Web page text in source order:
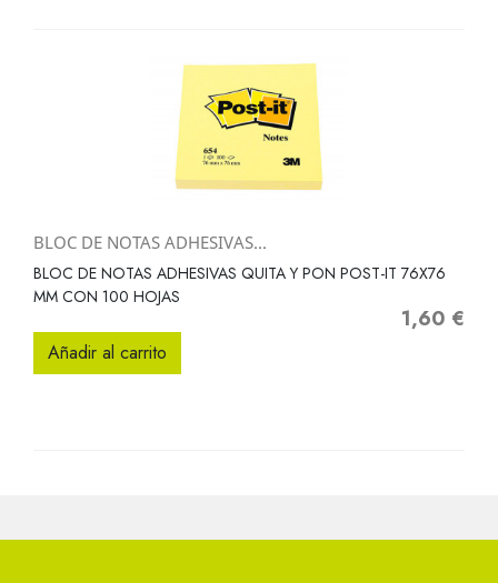
BLOC DE NOTAS ADHESIVAS...
BLOC DE NOTAS ADHESIVAS QUITA Y PON POST-IT 76X76
MM CON 100 HOJAS
Precio
1,60 €
Añadir al carrito